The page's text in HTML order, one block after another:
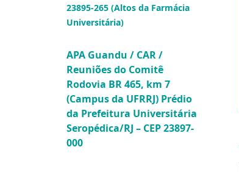
23895-265 (Altos da Farmácia
Universitária)
APA Guandu / CAR /
Reuniões do Comitê
Rodovia BR 465, km 7
(Campus da UFRRJ) Prédio
da Prefeitura Universitária
Seropédica/RJ – CEP 23897-
000